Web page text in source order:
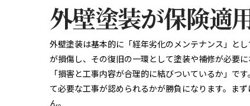
外壁塗装が保険適
外壁塗装は基本的に「経年劣化のメンテナンス」と
が損傷し、その復旧の一環として塗装や補修が必要
「損害と工事内容が合理的に結びついているか」で
て必要な工事が認められるかが勝負になります。ま
ん。